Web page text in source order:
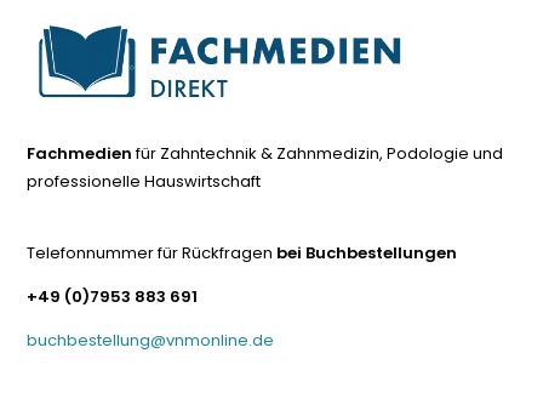
Fachmedienfür Zahntechnik & Zahnmedizin, Podologie und
professionelle Hauswirtschaft
Telefonnummer für Rückfragen bei Buchbestellungen
+49 (0)7953 883 691
buchbestellung@vnmonline.de